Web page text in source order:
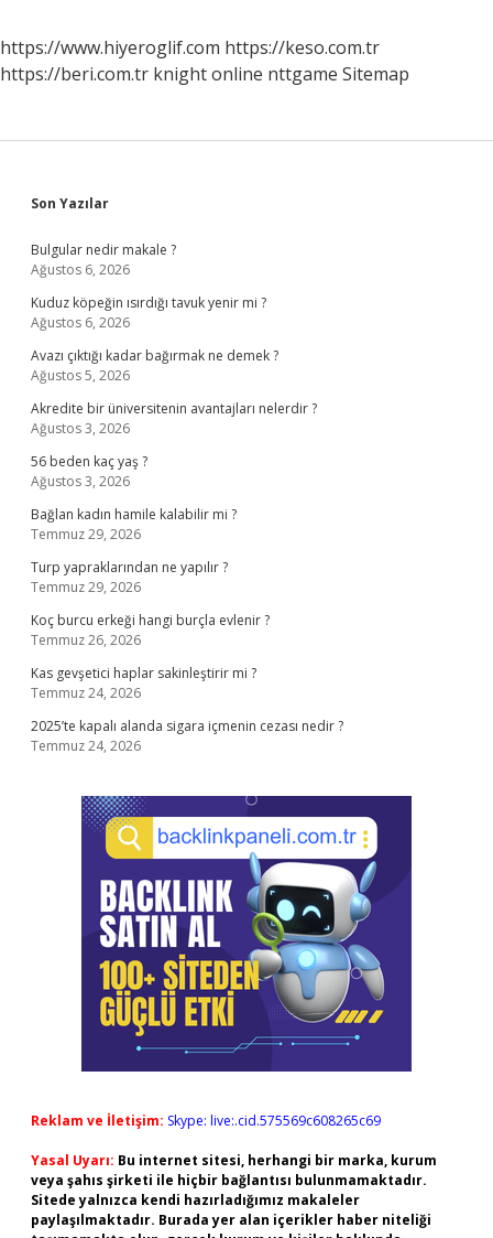
https://www.hiyeroglif.com https://keso.com.tr
https://beri.com.tr knight online nttgame Sitemap
Sidebar
Son Yazılar
Bulgular nedir makale ?
Ağustos 6, 2026
Kuduz köpeğin ısırdığı tavuk yenir mi ?
Ağustos 6, 2026
Avazı çıktığı kadar bağırmak ne demek ?
Ağustos 5, 2026
Akredite bir üniversitenin avantajları nelerdir ?
Ağustos 3, 2026
56 beden kaç yaş ?
Ağustos 3, 2026
Bağlan kadın hamile kalabilir mi ?
Temmuz 29, 2026
Turp yapraklarından ne yapılır ?
Temmuz 29, 2026
Koç burcu erkeği hangi burçla evlenir ?
Temmuz 26, 2026
Kas gevşetici haplar sakinleştirir mi ?
Temmuz 24, 2026
2025’te kapalı alanda sigara içmenin cezası nedir ?
Temmuz 24, 2026
Reklam ve İletişim: Skype: live:.cid.575569c608265c69
Yasal Uyarı: Bu internet sitesi, herhangi bir marka, kurum
veya şahıs şirketi ile hiçbir bağlantısı bulunmamaktadır.
Sitede yalnızca kendi hazırladığımız makaleler
paylaşılmaktadır. Burada yer alan içerikler haber niteliği